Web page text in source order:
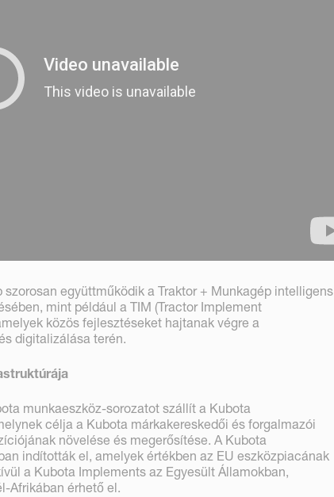
szorosan együttműködik a Traktor + Munkagép intelligens
mint például a TIM (Tractor Implement
közös fejlesztéseket hajtanak végre a
digitalizálása terén.
munkaeszköz-sorozatot szállít a Kubota
célja a Kubota márkakereskedői és forgalmazói
növelése és megerősítése. A Kubota
indították el, amelyek értékben az EU eszközpiacának
a Kubota Implements az Egyesült Államokban,
Afrikában érhető el.